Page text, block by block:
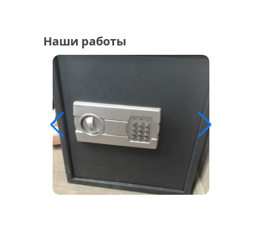
Наши работы